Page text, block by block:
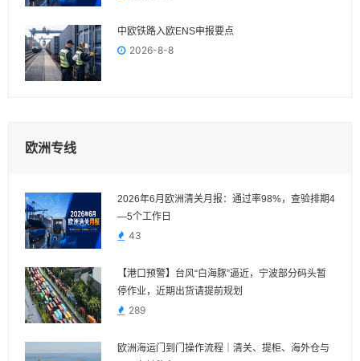
中欧铁路入欧ENS申报要点
2026-8-8
欧洲专线
2026年6月欧洲清关月报：通过率98%，查验排期4
—5个工作日
43
【港口预警】台风“白海豚”逼近，宁波部分码头暂
停作业，近期出货请提前规划
289
欧洲海运门到门操作流程｜清关、提柜、海外仓与